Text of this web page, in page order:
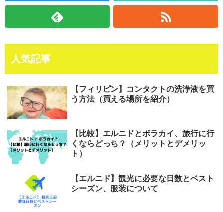
人気記事
【フィリピン】コンタクトの洗浄液を買
う方法（買える場所を紹介）
【比較】エルニドとボラカイ、旅行に行
くならどっち？（メリットとデメリッ
ト）
【エルニド】観光に必要な日数とベスト
シーズン、服装について